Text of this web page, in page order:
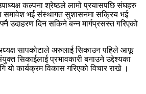
कल्पना श्रेष्ठले लामो प्रयासपछि संघहरु
समावेश भई संस्थागत सुशासनमा सक्रिय भई
उदाहरण दिन सकिने बन्न मार्गप्रसस्त गरिएको
सापकोटाले अरुलाई सिकाउन पहिले आफू
सिकाईलाई प्रभावकारी बनाउने उद्देश्यका
कार्यक्रम विकास गरिएको विचार राखे ।